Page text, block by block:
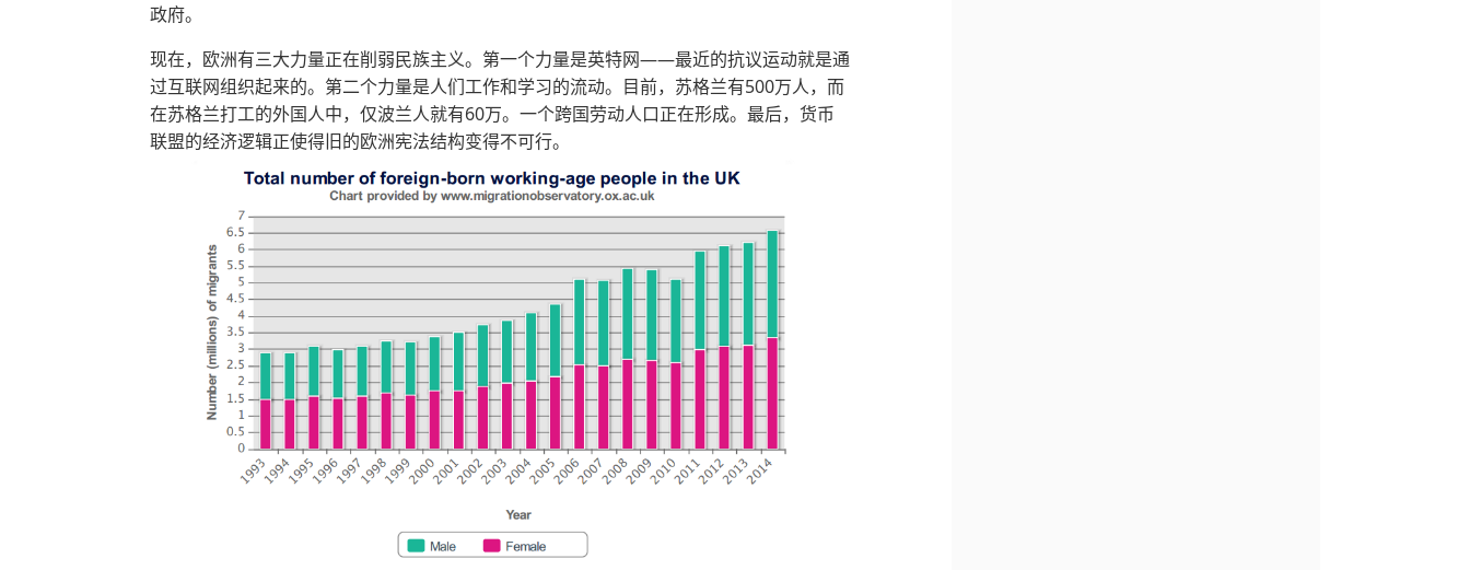
政府。
现在，欧洲有三大力量正在削弱民族主义。第一个力量是英特网——最近的抗议运动就是通
过互联网组织起来的。第二个力量是人们工作和学习的流动。目前，苏格兰有500万人，而
在苏格兰打工的外国人中，仅波兰人就有60万。一个跨国劳动人口正在形成。最后，货币
联盟的经济逻辑正使得旧的欧洲宪法结构变得不可行。